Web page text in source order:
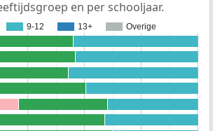
en per schooljaar.
9-12 13+ Overige